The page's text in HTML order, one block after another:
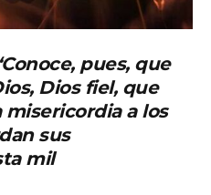
pues, que
Dios fiel, que
a los
sus
mil